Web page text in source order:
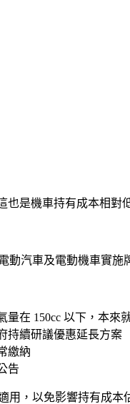
是機車持有成本相
汽車及電動機車實施
量在 150cc 以下，本來
持續研議優惠延長方案
繳納
告
用，以免影響持有成本